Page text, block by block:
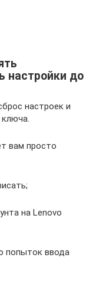
настройки до
настроек и
ключа.
вам просто
на Lenovo
попыток ввода